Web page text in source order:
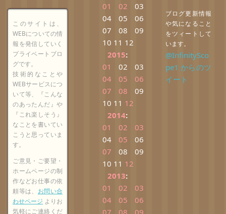
このサイトは、
WEBについての情
報を発信していく
プライベートブロ
グです。
技術的なことや
WEBサービスにつ
いて等、『こんな
のあったんだ』や
『これ楽しそう』
なことを書いてい
こうと思っていま
す。
ご意見・ご要望・
ホームページの制
作などお仕事の依
頼等は、 お問い合
わせページ よりお
気軽にご連絡くだ
01
02
03
04
05
06
07
08
09
10 11 12
2015:
01
02
03
04
05
06
07
08
09
10 11 12
2014:
01
02
03
04
05
06
07
08
09
10 11 12
2013:
01
02
03
04
05
06
07
08 09
ブログ更新情報
や気になること
をツィートして
います。
@InfinitySco
pe1 からのツ
イート